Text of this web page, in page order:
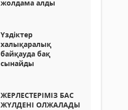
жолдама алды
Үздіктер
халықаралық
байқауда бақ
сынайды
ЖЕРЛЕСТЕРІМІЗ БАС
ЖҮЛДЕНІ ОЛЖАЛАДЫ